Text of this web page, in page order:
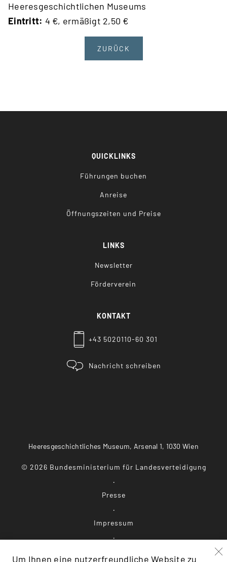
Heeresgeschichtlichen Museums
Eintritt: 4 €, ermäßigt 2,50 €
ZURÜCK
QUICKLINKS
Führungen buchen
Anreise
Öffnungszeiten und Preise
LINKS
Newsletter
Förderverein
KONTAKT
+43 5020110-60 301
Nachricht schreiben
Heeresgeschichtliches Museum, Arsenal 1, 1030 Wien
© 2026 Bundesministerium für Landesverteidigung
Presse
Impressum
Um Ihnen eine nutzerfreundliche Website zu